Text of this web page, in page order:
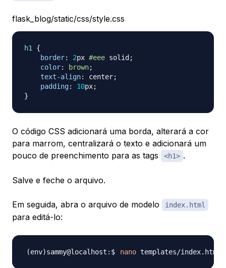
flask_blog/static/css/style.css
h1
{
border: 2px #eee solid ;
color: brown;
text-align: center;
padding: 10px;
}
O código CSS adicionará uma borda, alterará a cor
para marrom, centralizará o texto e adicionará um
pouco de preenchimento para as tags
<h1> .
Salve e feche o arquivo.
Em seguida, abra o arquivo de modelo index.html
para editá-lo:
nano